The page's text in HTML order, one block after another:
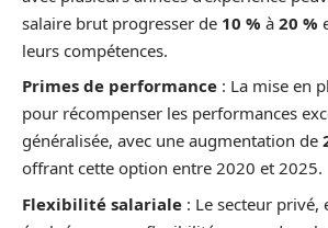
salaire brut progresser de 10 % à 20 %
leurs compétences.
Primes de performance : La mise en
pour récompenser les performances
généralisée, avec une augmentation de
offrant cette option entre 2020 et 2025.
Flexibilité salariale : Le secteur privé,